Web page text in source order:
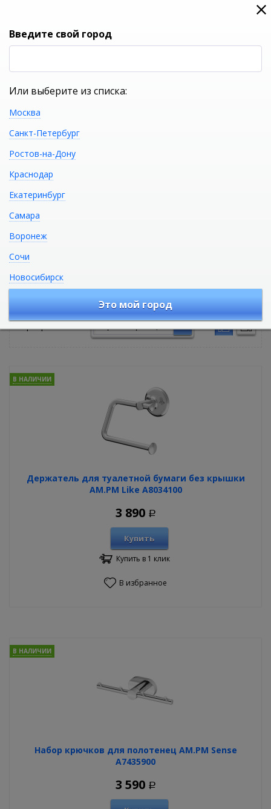
0
Аксессуары для ванной комнаты
Сортировать по:
Держатель для туалетной бумаги без крышки
AM.PM Like A8034100
В НАЛИЧИИ
3 890 Р
Купить
Купить в 1 клик
В избранное
Набор крючков для полотенец AM.PM Sense
A7435900
В НАЛИЧИИ
3 590 Р
Введите свой город
Или выберите из списка:
Москва
Санкт-Петербург
Ростов-на-Дону
Краснодар
Екатеринбург
Самара
Воронеж
Сочи
Новосибирск
Это мой город